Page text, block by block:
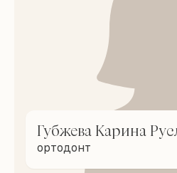
Губжева Карина
ортодонт